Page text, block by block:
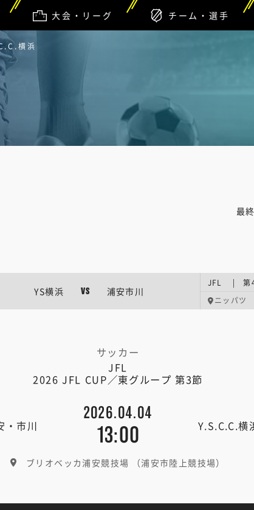
大会・リーグ チーム・選手
横浜
最
YS横浜 VS 浦安市川
JFL | 第
ニッパツ
サッカー
JFL
2026 JFL CUP／東グループ 第3節
・市川
2026.04.04
13:00 Y.S.C.C.横
ブリオベッカ浦安競技場 （浦安市陸上競技場）